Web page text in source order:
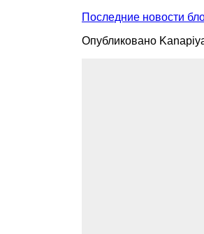
Последние новости
Опубликовано